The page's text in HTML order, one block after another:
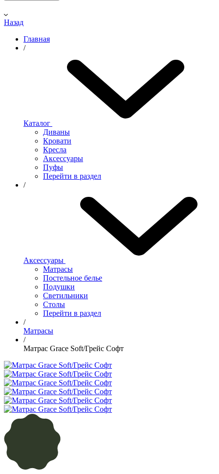
Назад
Главная
/
Каталог
Диваны
Кровати
Кресла
Аксессуары
Пуфы
Перейти в раздел
/
Аксессуары
Матрасы
Постельное белье
Подушки
Светильники
Столы
Перейти в раздел
/
Матрасы
/
Матрас Grace Soft/Грейс Софт